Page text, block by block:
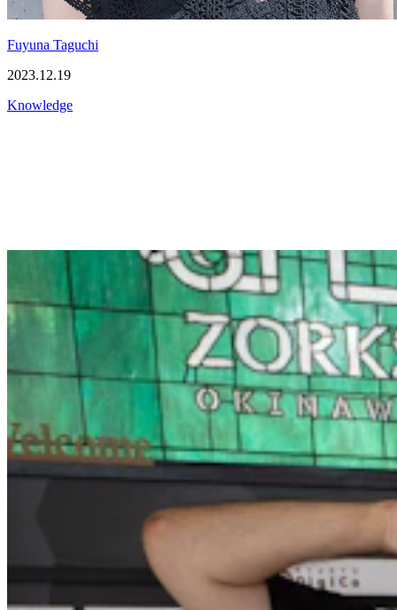
Fuyuna Taguchi
2023.12.19
Knowledge